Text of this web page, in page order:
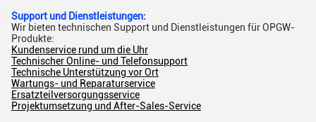
Support und Dienstleistungen:
Wir bieten technischen Support und Dienstleistungen für OPGW-
Produkte:
Kundenservice rund um die Uhr
Technischer Online- und Telefonsupport
Technische Unterstützung vor Ort
Wartungs- und Reparaturservice
Ersatzteilversorgungsservice
Projektumsetzung und After-Sales-Service